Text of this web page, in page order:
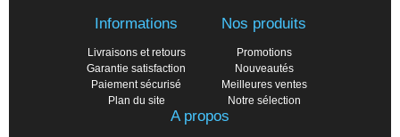
Informations
Livraisons et retours
Garantie satisfaction
Paiement sécurisé
Plan du site
Nos produits
Promotions
Nouveautés
Meilleures ventes
Notre sélection
A propos